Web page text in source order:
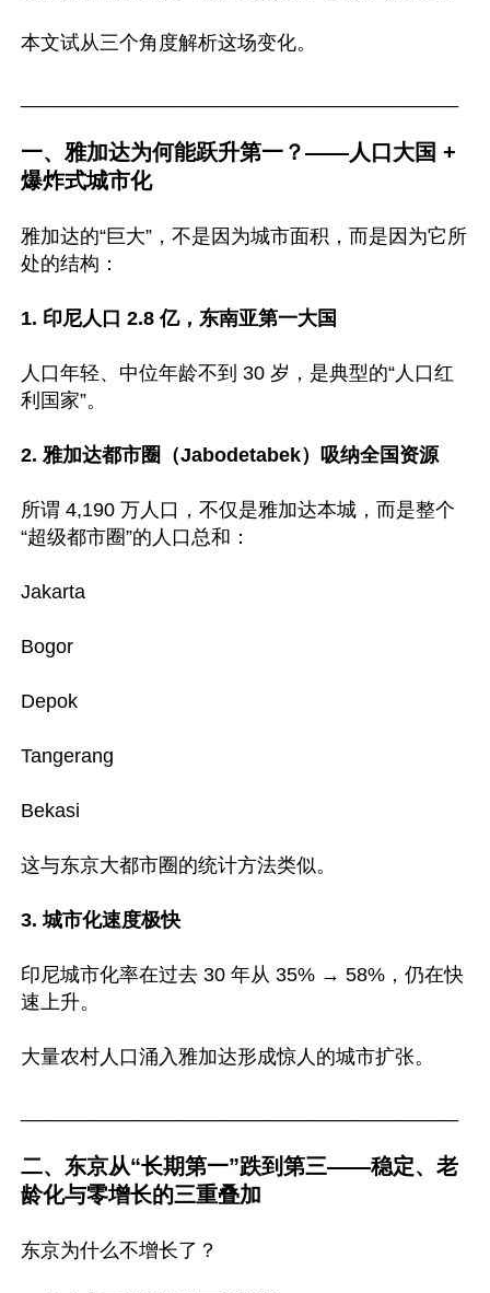
本文试从三个角度解析这场变化。
一、雅加达为何能跃升第一？——人口大国 +
爆炸式城市化
雅加达的“巨大”，不是因为城市面积，而是因为它所
处的结构：
1. 印尼人口 2.8 亿，东南亚第一大国
人口年轻、中位年龄不到 30 岁，是典型的“人口红
利国家”。
2. 雅加达都市圈（Jabodetabek）吸纳全国资源
所谓 4,190 万人口，不仅是雅加达本城，而是整个
“超级都市圈”的人口总和：
Jakarta
Bogor
Depok
Tangerang
Bekasi
这与东京大都市圈的统计方法类似。
3. 城市化速度极快
印尼城市化率在过去 30 年从 35% → 58%，仍在快
速上升。
大量农村人口涌入雅加达形成惊人的城市扩张。
二、东京从“长期第一”跌到第三——稳定、老
龄化与零增长的三重叠加
东京为什么不增长了？